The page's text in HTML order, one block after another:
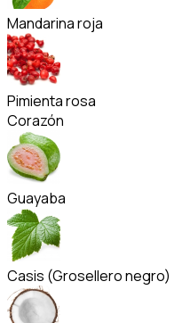
Mandarina roja
Pimienta rosa
Corazón
Guayaba
Casis (Grosellero negro)